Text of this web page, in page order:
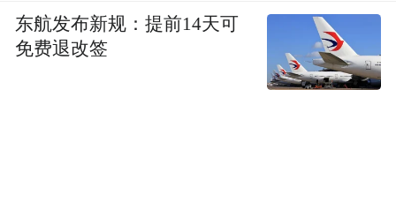
东航发布新规：提前14天可
免费退改签